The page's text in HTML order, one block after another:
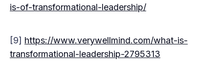
is-of-transformational-leadership/
[9] https://www.verywellmind.com/what-is-
transformational-leadership-2795313